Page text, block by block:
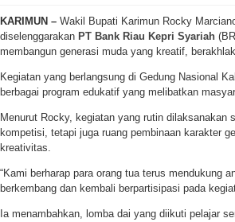
KARIMUN – Wakil Bupati Karimun Rocky
diselenggarakan PT Bank Riau Kepri Syariah
membangun generasi muda yang kreatif,
Kegiatan yang berlangsung di Gedung Nasional
berbagai program edukatif yang melibatkan
Menurut Rocky, kegiatan yang rutin
kompetisi, tetapi juga ruang pembinaan karakter
kreativitas.
“Kami berharap para orang tua terus mendukung
berkembang dan kembali berpartisipasi pada
Ia menambahkan, lomba dai yang diikuti pelajar